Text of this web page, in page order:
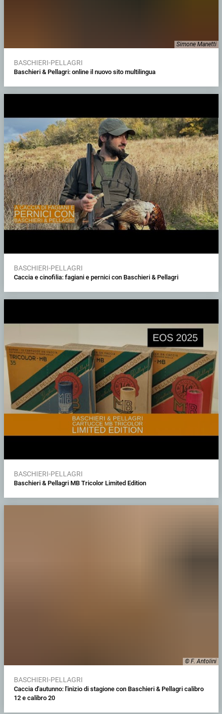
Simone Manetti
BASCHIERI-PELLAGRI
Baschieri & Pellagri: online il nuovo sito multilingua
BASCHIERI-PELLAGRI
Caccia e cinofilia: fagiani e pernici con Baschieri & Pellagri
BASCHIERI-PELLAGRI
Baschieri & Pellagri MB Tricolor Limited Edition
© F. Antolini
BASCHIERI-PELLAGRI
Caccia d'autunno: l'inizio di stagione con Baschieri & Pellagri calibro
12 e calibro 20